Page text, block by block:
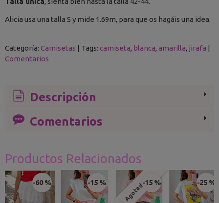
Alicia usa una talla S y mide 1.69m, para que os hagáis una idea.
Categoría: Camisetas | Tags: camiseta blanca amarilla jirafa |
Comentarios
Descripción
Comentarios
Productos Relacionados
-60 % -15 % Agotado-15 % -25 %